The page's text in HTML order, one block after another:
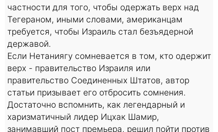
частности для того, чтобы одержать верх над
Тегераном, иными словами, американцам
требуется, чтобы Израиль стал безъядерной
державой.
Если Нетаниягу сомневается в том, кто одержит
верх - правительство Израиля или
правительство Соединенных Штатов, автор
статьи призывает его отбросить сомнения.
Достаточно вспомнить, как легендарный и
харизматичный лидер Ицхак Шамир,
занимавший пост премьера, решил пойти против